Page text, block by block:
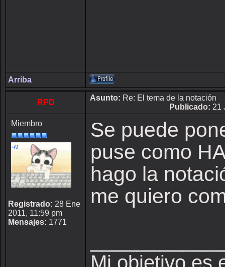
Arriba
RPD
Asunto: Re: El tema de la notación
Publicado: 21
Miembro
Registrado: 28 Ene
2011, 11:59 pm
Mensajes: 1771
Se puede
puse como
hago la
me quiero
Mi objetivo es